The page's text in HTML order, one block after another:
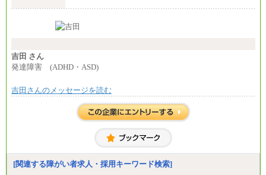
夜勤回数により変動
条件あり）
■その他職種共通
月給：25万3,400円～
※20時間を超過した場合は別途支給
中途：
(1)(2)月給：25万3400円～28万5900円
※20時間を超過した場合は別途支給
※試用期間中も給与に変更はございません
吉田 さん
発達障害 (ADHD・ASD)
吉田さんのメッセージを読む
[関連する障がい者求人・採用キーワード検索]